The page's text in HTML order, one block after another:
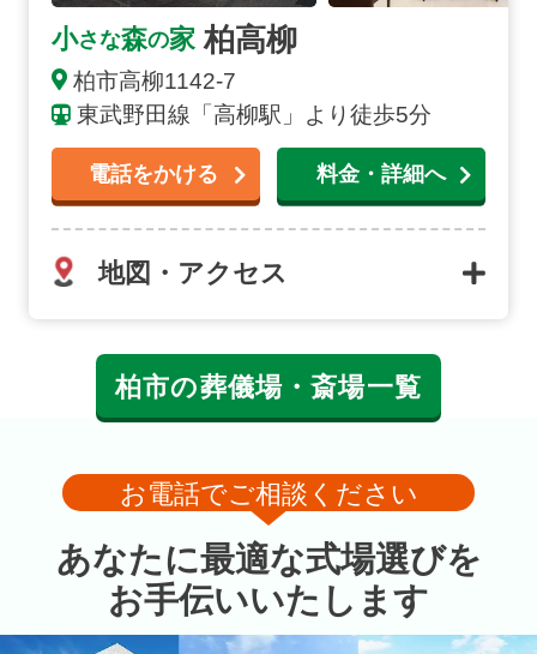
小さな森の家 柏高柳
柏市高柳1142-7
東武野田線「高柳駅」より徒歩5分
電話をかける 料金・詳細へ
地図・アクセス
柏市の葬儀場・斎場一覧
お電話でご相談ください
あなたに最適な式場選びを
お手伝いいたします